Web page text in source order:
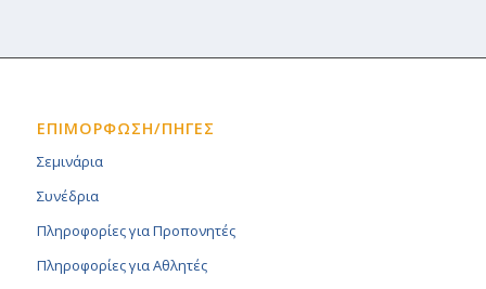
ΕΠΙΜΟΡΦΩΣΗ/ΠΗΓΕΣ
Σεμινάρια
Συνέδρια
Πληροφορίες για Προπονητές
Πληροφορίες για Αθλητές